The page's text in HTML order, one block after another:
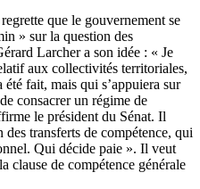
que le gouvernement se
» sur la question des
Larcher a son idée : « Je
aux collectivités territoriales,
fait, mais qui s’appuiera sur
consacrer un régime de
le président du Sénat. Il
transferts de compétence, qui
Qui décide paie ». Il veut
clause de compétence générale